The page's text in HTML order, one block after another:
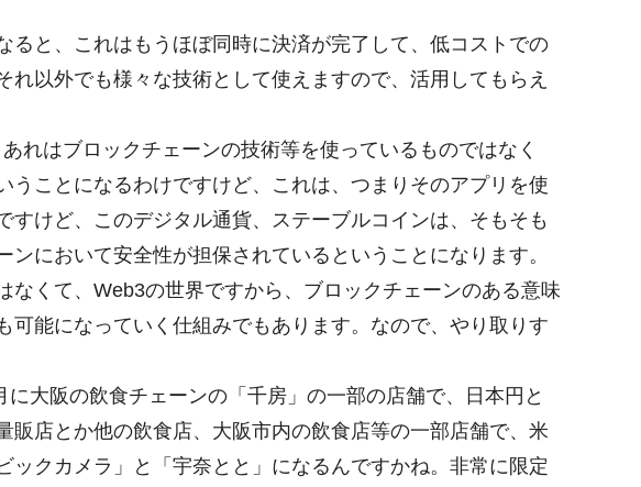
と、これはもうほぼ同時に決済が完了して、低コストでの
以外でも様々な技術として使えますので、活用してもらえ
はブロックチェーンの技術等を使っているものではなく
ことになるわけですけど、これは、つまりそのアプリを使
けど、このデジタル通貨、ステーブルコインは、そもそも
において安全性が担保されているということになります。
くて、Web3の世界ですから、ブロックチェーンのある意味
能になっていく仕組みでもあります。なので、やり取りす
大阪の飲食チェーンの「千房」の一部の店舗で、日本円と
店とか他の飲食店、大阪市内の飲食店等の一部店舗で、米
クカメラ」と「宇奈とと」になるんですかね。非常に限定